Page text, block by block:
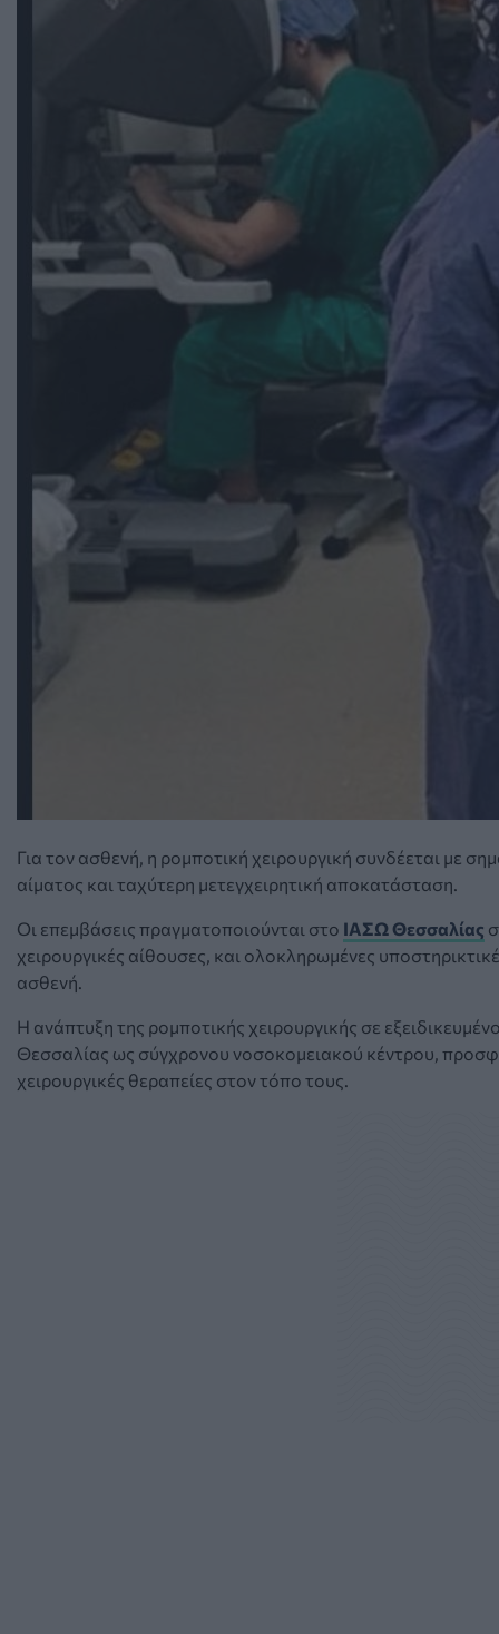
Για τον ασθενή, η ρομποτική χειρουργική συνδέεται με
αίματος και ταχύτερη μετεγχειρητική αποκατάσταση.
Οι επεμβάσεις πραγματοποιούνται στο ΙΑΣΩ Θεσσαλίας
χειρουργικές αίθουσες, και ολοκληρωμένες
ασθενή.
Η ανάπτυξη της ρομποτικής χειρουργικής σε
Θεσσαλίας ως σύγχρονου νοσοκομειακού κέντρου,
χειρουργικές θεραπείες στον τόπο τους.